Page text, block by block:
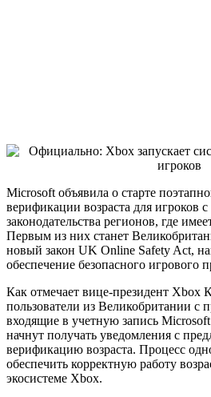
Microsoft объявила о старте
верификации возраста для игроков
законодательства регионов, где
Первым из них станет
новый закон UK Online Safety Act,
обеспечение безопасного игрового
Как отмечает вице-президент Xbox
пользователи из Великобритании с
входящие в учетную запись
начнут получать уведомления с
верификацию возраста. Процесс
обеспечить корректную работу
экосистеме Xbox.